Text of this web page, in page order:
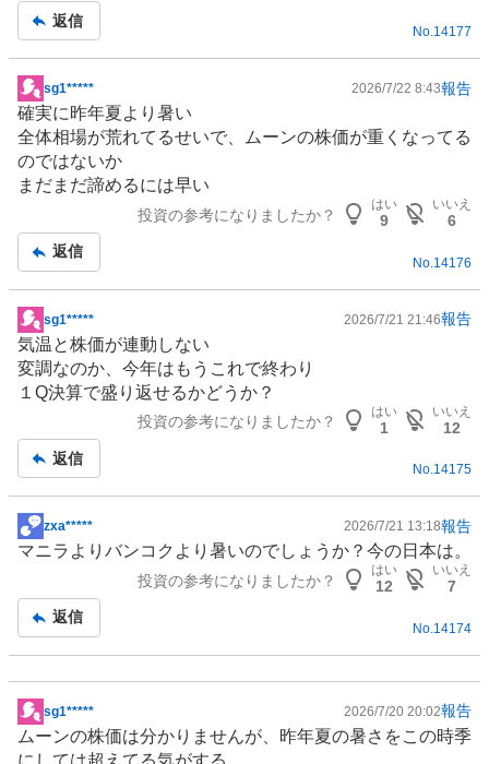
返信
No.14177
掲
示
板
記
事
sg1***** 2026/7/22 8:43報告
確実に昨年夏より暑い
全体相場が荒れてるせいで、ムーンの株価が重くなってる
のではないか
まだまだ諦めるには早い
投資の参考になりましたか？
はい
9
いいえ
6
返信
No. 14176
掲
示
板
記
sg1***** 2026/7/21 21:46報告
気温と株価が連動しない
変調なのか、今年はもうこれで終わり
１Q決算で盛り返せるかどうか？
投資の参考になりましたか？
はい
1
いいえ
12
返信
No.14175
掲
示
事
zxa***** 2026/7/21 13:18報告
マニラよりバンコクより暑いのでしょうか？今の日本は。
投資の参考になりましたか？
はい
12
いいえ
7
返信
No. 14174
掲
示
sg1***** 2026/7/20 20:02報告
ムーンの株価は分かりませんが、昨年夏の暑さをこの時季
にしては超えてる気がする